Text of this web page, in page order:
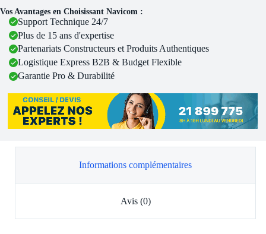
Vos Avantages en Choisissant Navicom :
Support Technique 24/7
Plus de 15 ans d'expertise
Partenariats Constructeurs et Produits Authentiques
Logistique Express B2B & Budget Flexible
Garantie Pro & Durabilité
Informations complémentaires
Avis (0)